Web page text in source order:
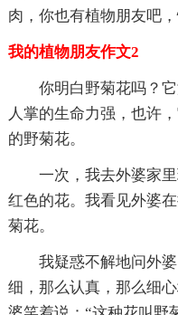
肉，你也有植物朋友吧，
我的植物朋友作文2
你明白野菊花吗？
人掌的生命力强，也许
的野菊花。
一次，我去外婆家
红色的花。我看见外婆
菊花。
我疑惑不解地问外
细，那么认真，那么细